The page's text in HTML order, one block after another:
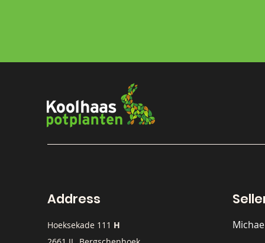
Address
Hoeksekade 111 H